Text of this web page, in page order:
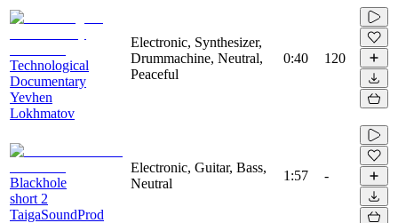
Technological
Documentary
Yevhen
Lokhmatov
Electronic, Synthesizer,
Drummachine, Neutral,
Peaceful
0:40 120
Blackhole
short 2
TaigaSoundProd
Electronic, Guitar, Bass,
Neutral
1:57 -